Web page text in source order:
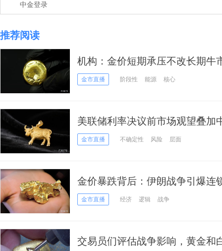
中金登录
推荐阅读
机构：金价短期承压不改长期牛
上方
金市直播 阶段性 能源 核心
美联储利率决议前市场观望叠加
震荡整理
金市直播 不确定性 风险 层面
金价暴跌背后：伊朗战争引爆连
至？
金市直播 经济 逻辑 战争
交易员们评估战争影响，黄金和